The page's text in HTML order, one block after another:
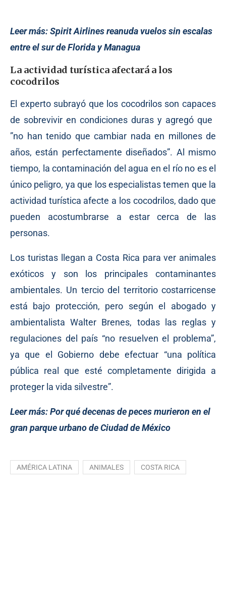
Leer más:Spirit Airlines reanuda vuelos sin escalas
entre el sur de Florida y Managua
La actividad turística afectará a los
cocodrilos
El experto subrayó que los cocodrilos son capaces
de sobrevivir en condiciones duras y agregó que ​
”no han tenido que cambiar nada en millones de
años, están perfectamente diseñados”. Al mismo
tiempo, la contaminación del agua en el río no es el
único peligro, ya que los especialistas temen que la
actividad turística afecte a los cocodrilos, dado que
pueden acostumbrarse a estar cerca de las
personas.
Los turistas llegan a Costa Rica para ver animales
exóticos y son los principales contaminantes
ambientales. Un tercio del territorio costarricense
está bajo protección, pero según el abogado y
ambientalista Walter Brenes, todas las reglas y
regulaciones del país “no resuelven el problema”,
ya que el Gobierno debe efectuar “una política
pública real que esté completamente dirigida a
proteger la vida silvestre”.
Leer más:Por qué decenas de peces murieron en el
gran parque urbano de Ciudad de México
AMÉRICA LATINA ANIMALES COSTA RICA